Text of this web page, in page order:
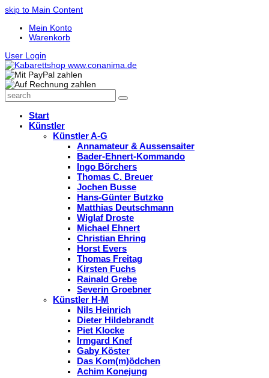
skip to Main Content
Mein Konto
Warenkorb
User Login
search
Search
Start
Künstler
Künstler A-G
Annamateur & Aussensaiter
Bader-Ehnert-Kommando
Ingo Börchers
Thomas C. Breuer
Jochen Busse
Hans-Günter Butzko
Matthias Deutschmann
Wiglaf Droste
Michael Ehnert
Christian Ehring
Horst Evers
Thomas Freitag
Kirsten Fuchs
Rainald Grebe
Severin Groebner
Künstler H-M
Nils Heinrich
Dieter Hildebrandt
Piet Klocke
Irmgard Knef
Gaby Köster
Das Kom(m)ödchen
Achim Konejung